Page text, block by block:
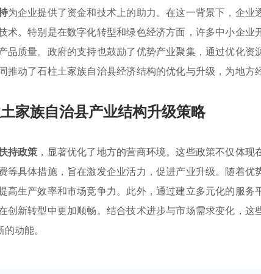
为企业提供了资金和技术上的助力。在这一背景下，企业
。特别是在数字化转型和绿色经济方面，许多中小企业
质量。政府的支持也鼓励了优势产业聚集，通过优化资
推动了石柱土家族自治县经济结构的优化与升级，为地方
家族自治县产业结构升级策略
持政策 ，显著优化了地方的营商环境。这些政策不仅体现
具体措施，旨在激发企业活力，促进产业升级。随着优
高生产效率和市场竞争力。此外，通过建立多元化的服务
创新转型中更加顺畅。结合技术进步与市场需求变化，这
动能。